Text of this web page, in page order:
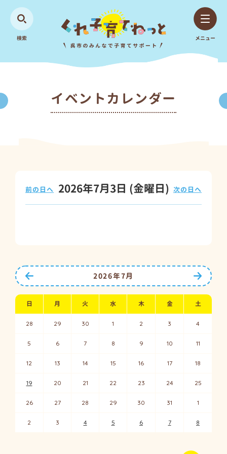
検索 メニュー
イベントカレンダー
2026年7月3日 (金曜日)
前の日へ 次の日へ
次の月
2026年7月
日 月 火 水 木 金 土
28 29 30 1 2 3 4
5 6 7 8 9 10 11
12 13 14 15 16 17 18
19 20 21 22 23 24 25
26 27 28 29 30 31 1
2 3 4 5 6 7 8